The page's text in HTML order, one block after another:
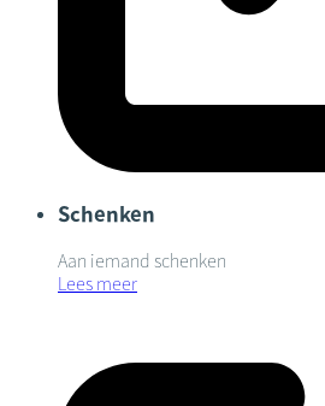
Schenken
Aan iemand schenken
Lees meer